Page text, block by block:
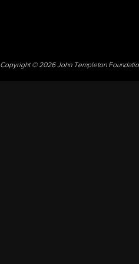
Copyright © 2026 John Templeton